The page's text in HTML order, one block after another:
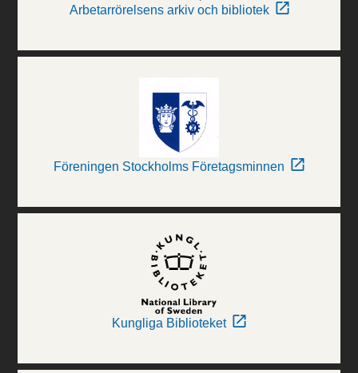
Arbetarrörelsens arkiv och bibliotek
Föreningen Stockholms Företagsminnen
Kungliga Biblioteket